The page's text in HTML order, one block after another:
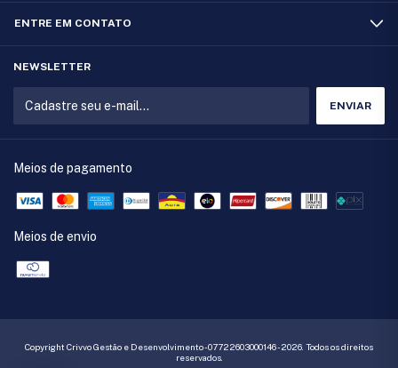
ENTRE EM CONTATO
NEWSLETTER
Meios de pagamento
Meios de envio
Copyright Crivvo Gestão e Desenvolvimento - 07722603000146 - 2026. Todos os direitos
reservados.